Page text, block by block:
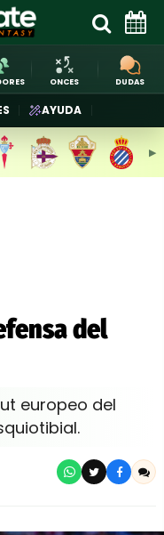
ONCES DUDAS
AYUDA
▶︎
del
europeo del